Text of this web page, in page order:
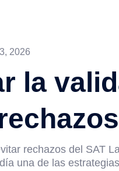
2026
la
rechazos del SAT
una de las